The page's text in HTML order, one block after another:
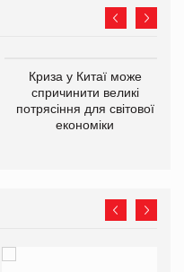
Криза у Китаї може
спричинити великі
потрясіння для світової
економіки